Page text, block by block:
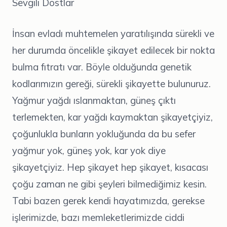
Sevgili Dostlar
İnsan evladı muhtemelen yaratılışında sürekli ve
her durumda öncelikle şikayet edilecek bir nokta
bulma fıtratı var. Böyle olduğunda genetik
kodlarımızın gereği, sürekli şikayette bulunuruz.
Yağmur yağdı ıslanmaktan, güneş çıktı
terlemekten, kar yağdı kaymaktan şikayetçiyiz,
çoğunlukla bunların yokluğunda da bu sefer
yağmur yok, güneş yok, kar yok diye
şikayetçiyiz. Hep şikayet hep şikayet, kısacası
çoğu zaman ne gibi şeyleri bilmediğimiz kesin.
Tabi bazen gerek kendi hayatımızda, gerekse
işlerimizde, bazı memleketlerimizde ciddi